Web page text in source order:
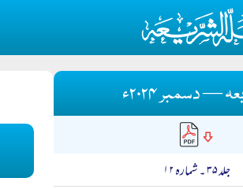
— دسمبر ۲۰۲۴ء
جلد ۳۵ ۔ شمارہ ۱۲